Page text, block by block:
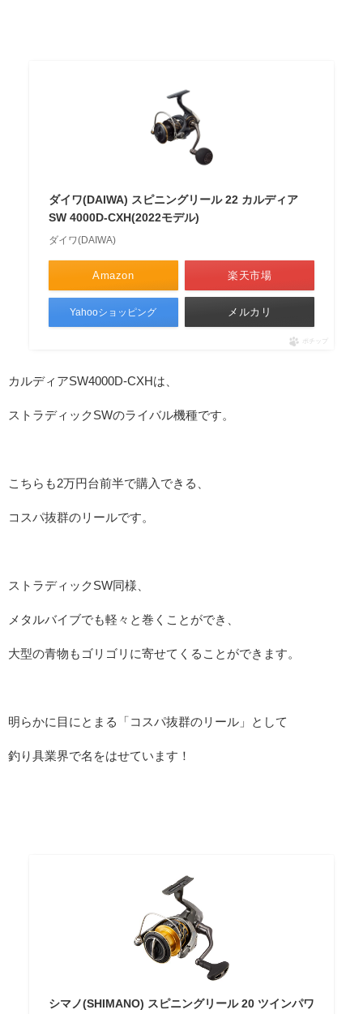
ダイワ(DAIWA) スピニングリール 22 カルディア
SW 4000D-CXH(2022モデル)
ダイワ(DAIWA)
Amazon 楽天市場
Yahooショッピング メルカリ
ポチップ
カルディアSW4000D-CXHは、
ストラディックSWのライバル機種です。
こちらも2万円台前半で購入できる、
コスパ抜群のリールです。
ストラディックSW同様、
メタルバイブでも軽々と巻くことができ、
大型の青物もゴリゴリに寄せてくることができます。
明らかに目にとまる「コスパ抜群のリール」として
釣り具業界で名をはせています！
シマノ(SHIMANO) スピニングリール 20 ツインパワ